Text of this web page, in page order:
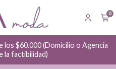
0
$60.000 (Domicilio o Agencia
la factibilidad)